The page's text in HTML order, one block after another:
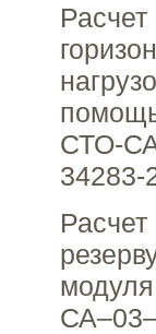
СТО-
34283-